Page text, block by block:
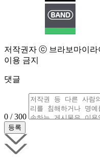
저작권자 ⓒ 브라보마이라
이용 금지
댓글
0 / 300